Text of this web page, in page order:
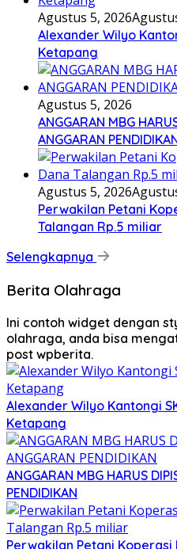
Agustus 5, 2026
Alexander Wilyo
Ketapang
Agustus 5, 2026
ANGGARAN MBG
ANGGARAN
Agustus 5, 2026
Perwakilan Petani
Talangan Rp.5 miliar
Selengkapnya
Berita Olahraga
Ini contoh widget dengan
olahraga, anda bisa
post wpberita.
Alexander Wilyo Kantongi
Ketapang
ANGGARAN MBG HARUS
PENDIDIKAN
Perwakilan Petani Koperasi